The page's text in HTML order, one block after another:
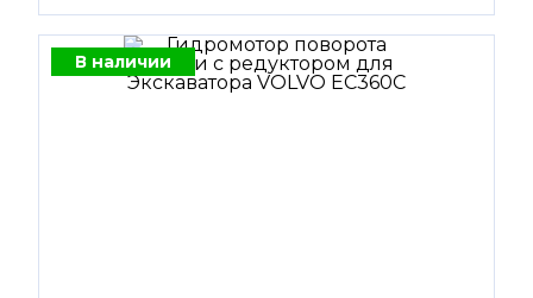
В наличии